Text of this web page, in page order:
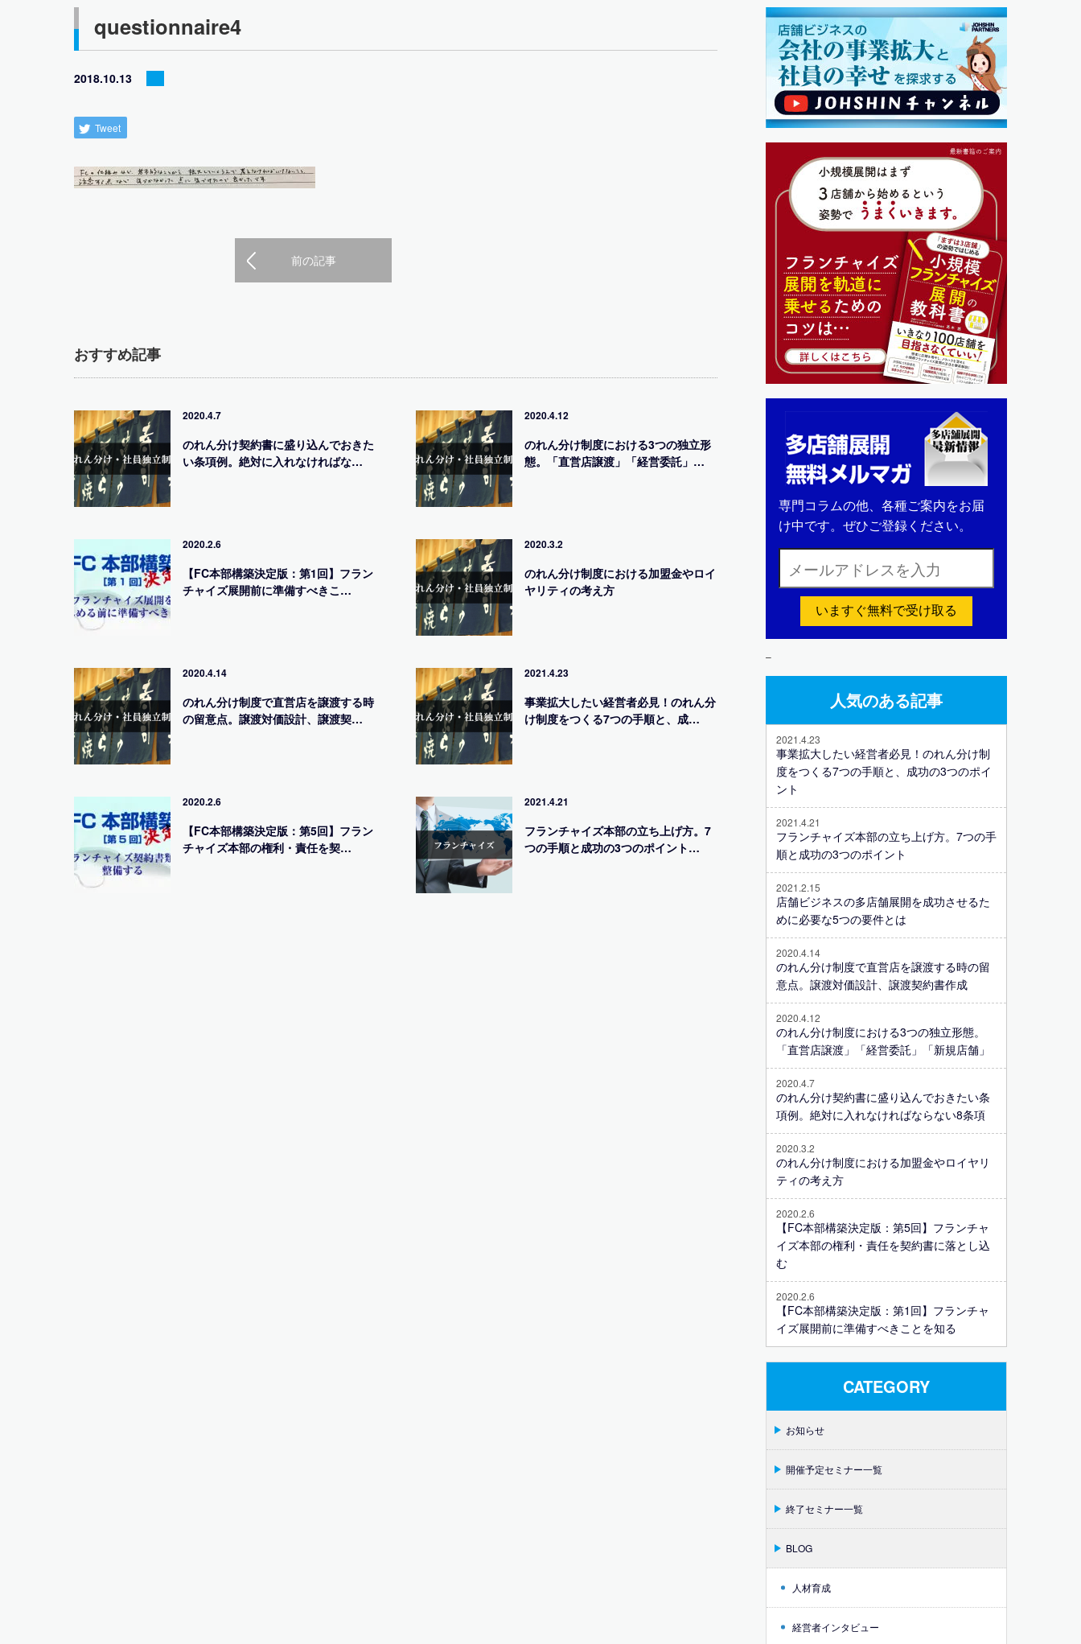
questionnaire4
2018.10.13
Tweet
前の記事
おすすめ記事
2020.4.7
のれん分け契約書に盛り込んでおきた
い条項例。絶対に入れなければな…
2020.4.12
のれん分け制度における3つの独立形
態。「直営店譲渡」「経営委託」…
2020.2.6
【FC本部構築決定版：第1回】フラン
チャイズ展開前に準備すべきこ…
2020.3.2
のれん分け制度における加盟金やロイ
ヤリティの考え方
2020.4.14
のれん分け制度で直営店を譲渡する時
の留意点。譲渡対価設計、譲渡契…
2021.4.23
事業拡大したい経営者必見！のれん分
け制度をつくる7つの手順と、成…
2020.2.6
【FC本部構築決定版：第5回】フラン
チャイズ本部の権利・責任を契…
2021.4.21
フランチャイズ本部の立ち上げ方。7
つの手順と成功の3つのポイント…
専門コラムの他、各種ご案内をお届
け中です。ぜひご登録ください。
いますぐ無料で受け取る
–
人気のある記事
2021.4.23
事業拡大したい経営者必見！のれん分け制
度をつくる7つの手順と、成功の3つのポイ
ント
2021.4.21
フランチャイズ本部の立ち上げ方。7つの手
順と成功の3つのポイント
2021.2.15
店舗ビジネスの多店舗展開を成功させるた
めに必要な5つの要件とは
2020.4.14
のれん分け制度で直営店を譲渡する時の留
意点。譲渡対価設計、譲渡契約書作成
2020.4.12
のれん分け制度における3つの独立形態。
「直営店譲渡」「経営委託」「新規店舗」
2020.4.7
のれん分け契約書に盛り込んでおきたい条
項例。絶対に入れなければならない8条項
2020.3.2
のれん分け制度における加盟金やロイヤリ
ティの考え方
2020.2.6
【FC本部構築決定版：第5回】フランチャ
イズ本部の権利・責任を契約書に落とし込
む
2020.2.6
【FC本部構築決定版：第1回】フランチャ
イズ展開前に準備すべきことを知る
CATEGORY
お知らせ
開催予定セミナー一覧
終了セミナー一覧
BLOG
人材育成
経営者インタビュー